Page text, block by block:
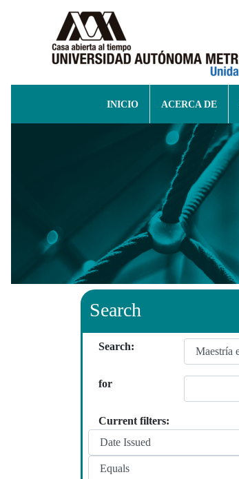
INICIO ACERCA DE
Search
Search:
for
Current filters: